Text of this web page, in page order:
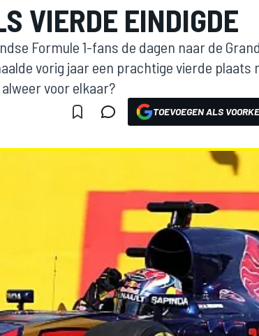
VIERDE EINDIGDE
Formule 1-fans de dagen naar de
vorig jaar een prachtige vierde plaats
voor elkaar?
TOEVOEGEN ALS